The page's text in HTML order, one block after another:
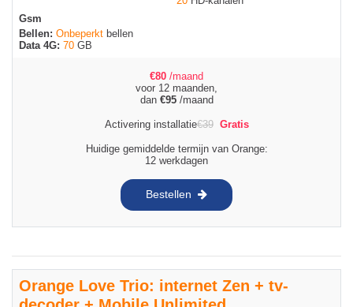
Gsm
Bellen: Onbeperkt bellen
Data 4G: 70 GB
€80 /maand
voor 12 maanden,
dan €95/maand
Activering installatie€39 Gratis
Huidige gemiddelde termijn van Orange:
12 werkdagen
Bestellen
Orange Love Trio: internet Zen + tv-